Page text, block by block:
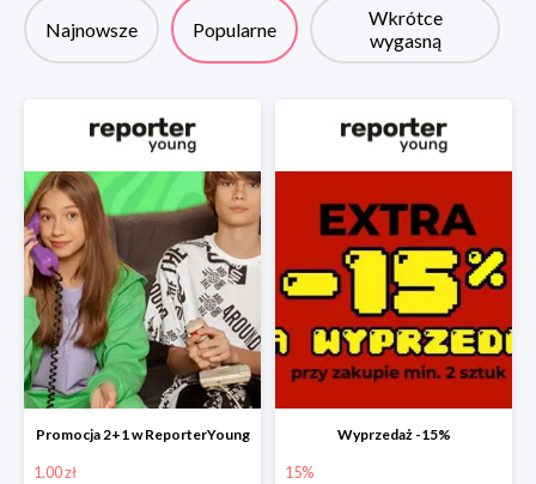
Najnowsze Popularne
Wkrótce
wygasną
Promocja 2+1 w ReporterYoung
1.00 zł
Wyprzedaż -15%
15%